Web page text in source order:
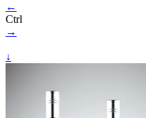
←
Ctrl
→
↓